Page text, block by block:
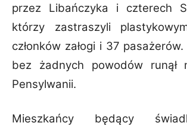
przez Libańczyka i czterech
którzy zastraszyli
członków załogi i 37
bez żadnych powodów runął
Pensylwanii.
Mieszkańcy będący